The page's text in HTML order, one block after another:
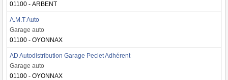
01100 - ARBENT
A.M.T Auto
Garage auto
01100 - OYONNAX
AD Autodistribution Garage Peclet Adhérent
Garage auto
01100 - OYONNAX